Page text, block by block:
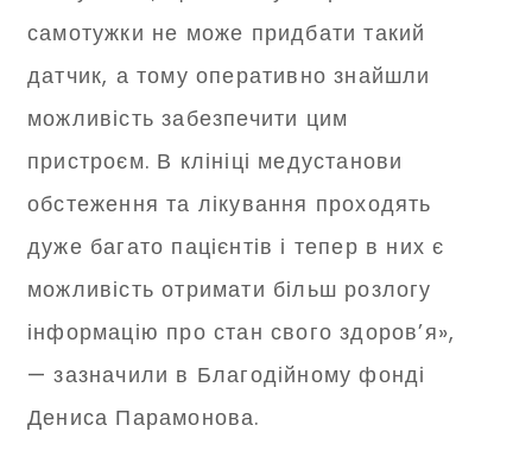
самотужки не може придбати такий
датчик, а тому оперативно знайшли
можливість забезпечити цим
пристроєм. В клініці медустанови
обстеження та лікування проходять
дуже багато пацієнтів і тепер в них є
можливість отримати більш розлогу
інформацію про стан свого здоров’я»,
— зазначили в Благодійному фонді
Дениса Парамонова.